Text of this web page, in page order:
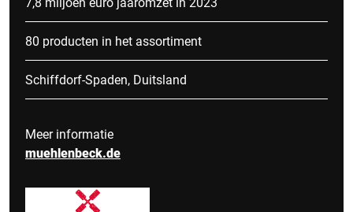
80 producten in het assortiment
Schiffdorf-Spaden, Duitsland
Meer informatie
muehlenbeck.de